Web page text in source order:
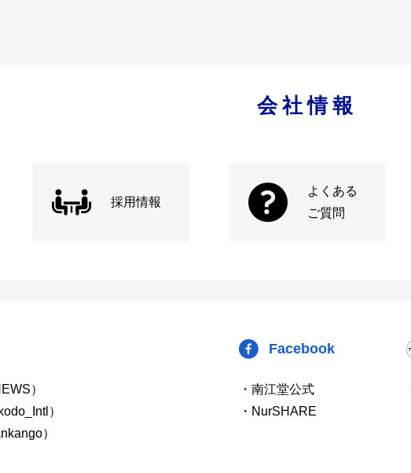
会社情報
採用情報
よくある
ご質問
）
）
）
Facebook
・南江堂公式
・NurSHARE